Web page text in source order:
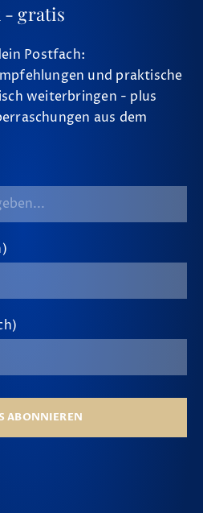
- gratis
Postfach:
und praktische
weiterbringen - plus
aus dem
ABONNIEREN